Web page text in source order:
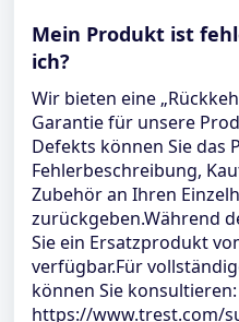
Mein Produkt ist
ich?
Wir bieten eine
Garantie für unsere
Defekts können Sie das
Fehlerbeschreibung,
Zubehör an Ihren
zurückgeben.Während
Sie ein Ersatzprodukt
verfügbar.Für
können Sie konsultieren:
https://www.trest.com/